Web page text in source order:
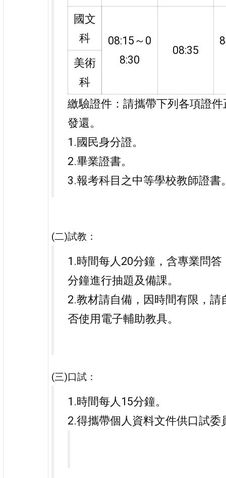
國文
科
08:15～0
8:30
08:35
美術
科
繳驗證件：請攜帶下列各項證
發還。
1.國民身分證。
2.畢業證書。
3.報考科目之中等學校教師證書
(二)試教：
1.時間每人20分鐘，含專業問答
分鐘進行抽題及備課。
2.教材請自備，因時間有限，請
否使用電子輔助教具。
(三)口試：
1.時間每人15分鐘。
2.得攜帶個人資料文件供口試委